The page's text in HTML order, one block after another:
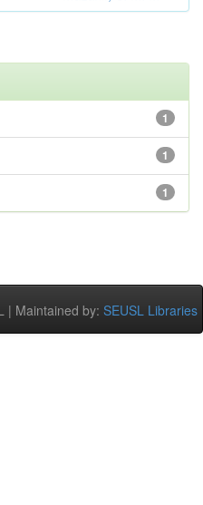
1
1
1
| Maintained by: SEUSL Libraries